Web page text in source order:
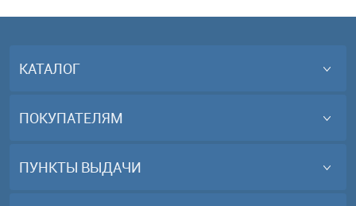
КАТАЛОГ
ПОКУПАТЕЛЯМ
ПУНКТЫ ВЫДАЧИ